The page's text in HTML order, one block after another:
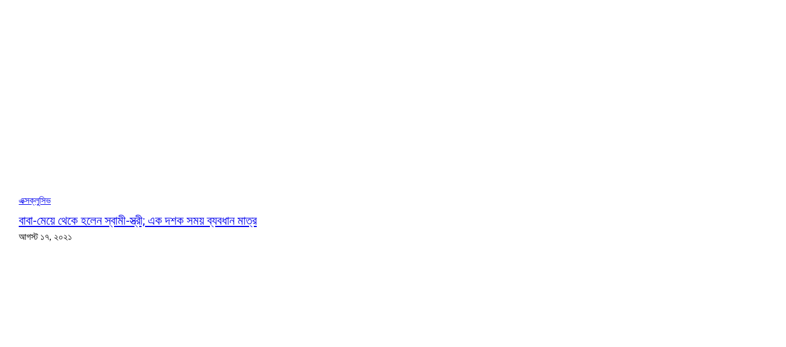
এক্সক্লুসিভ
বাবা-মেয়ে থেকে হলেন স্বামী-স্ত্রী; এক দশক সময় ব্যবধান মাত্র
আগস্ট ১৭, ২০২১